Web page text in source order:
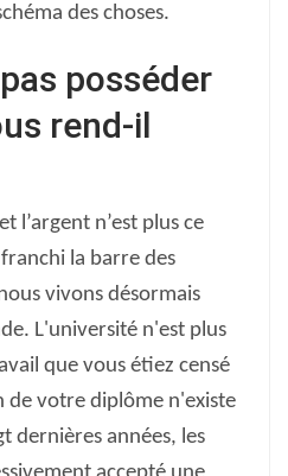
des choses.
posséder
rend-il
l’argent n’est plus ce
la barre des
vivons désormais
L'université n'est plus
que vous étiez censé
votre diplôme n'existe
dernières années, les